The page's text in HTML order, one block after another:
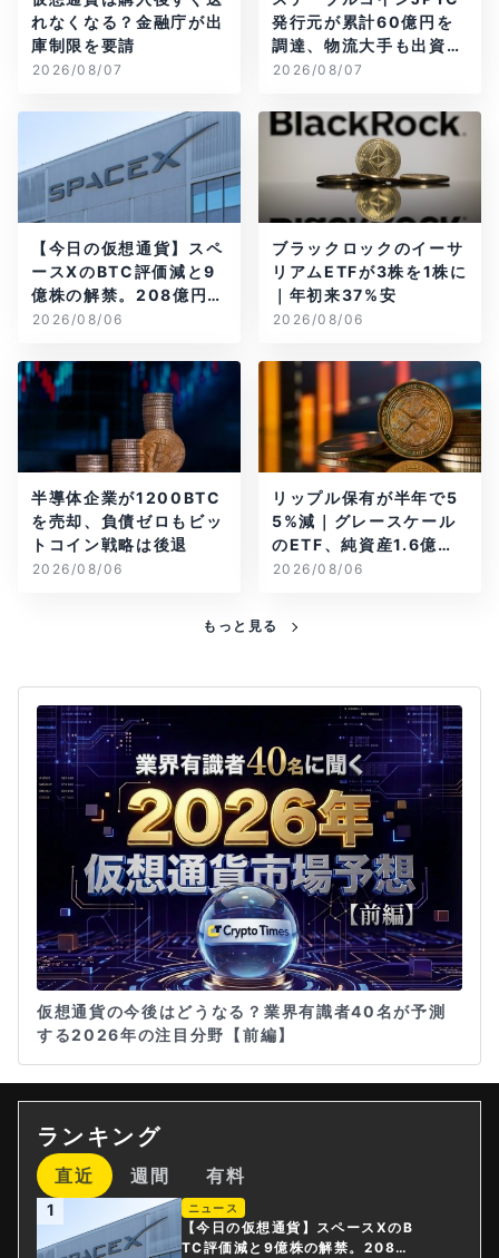
れなくなる？金融庁が出
庫制限を要請
2026/08/07
発行元が累計60億円を
調達、物流大手も出資参
画
2026/08/07
【今日の仮想通貨】スペ
ースXのBTC評価減と9
億株の解禁。208億円相
当のBTCが盗難
2026/08/06
ブラックロックのイーサ
リアムETFが3株を1株に
｜年初来37%安
2026/08/06
半導体企業が1200BTC
を売却、負債ゼロもビッ
トコイン戦略は後退
2026/08/06
リップル保有が半年で5
5%減｜グレースケール
のETF、純資産1.6億ド
ル減
2026/08/06
もっと見る
仮想通貨の今後はどうなる？業界有識者40名が予測
する2026年の注目分野【前編】
ランキング
直近 週間 有料
1 ニュース
【今日の仮想通貨】スペースXのB
TC評価減と9億株の解禁。208億